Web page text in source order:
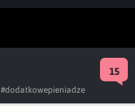
15
#dodatkowepieniadze